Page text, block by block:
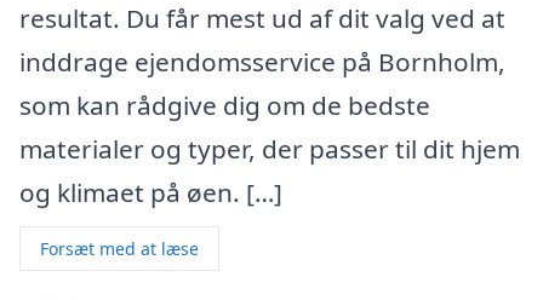
resultat. Du får mest ud af dit valg ved at
inddrage ejendomsservice på Bornholm,
som kan rådgive dig om de bedste
materialer og typer, der passer til dit hjem
og klimaet på øen. […]
Forsæt med at læse